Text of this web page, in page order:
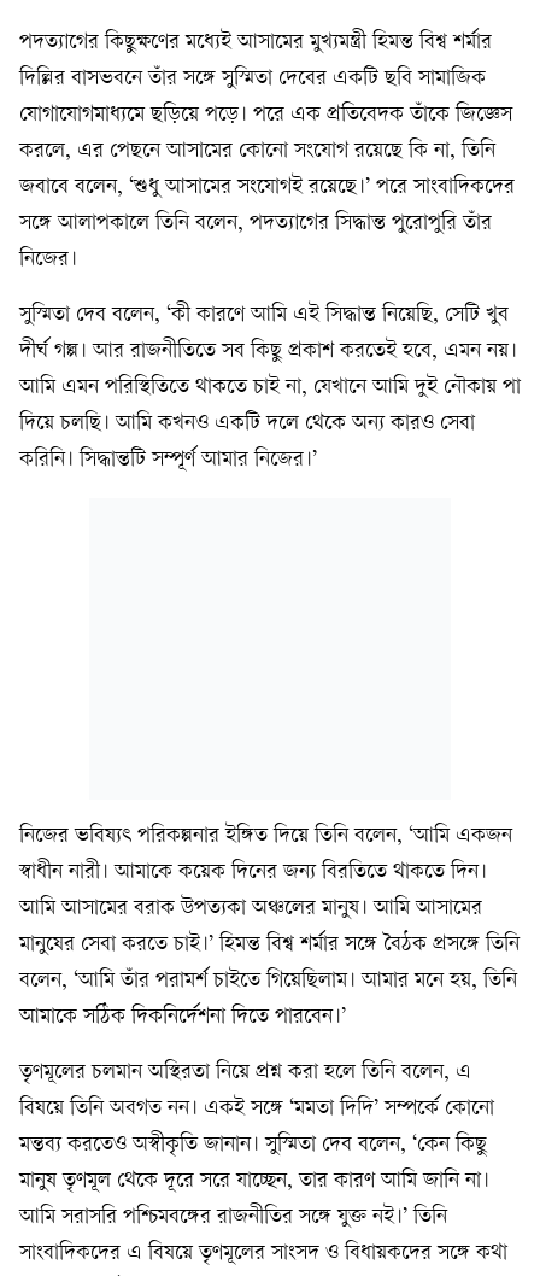
পদত্যাগের কিছুক্ষণের মধ্যেই আসামের মুখ্যমন্ত্রী হিমন্ত বিশ্ব শর্মার
দিল্লির বাসভবনে তাঁর সঙ্গে সুস্মিতা দেবের একটি ছবি সামাজিক
যোগাযোগমাধ্যমে ছড়িয়ে পড়ে। পরে এক প্রতিবেদক তাঁকে জিজ্ঞেস
করলে, এর পেছনে আসামের কোনো সংযোগ রয়েছে কি না, তিনি
জবাবে বলেন, ‘শুধু আসামের সংযোগই রয়েছে।’ পরে সাংবাদিকদের
সঙ্গে আলাপকালে তিনি বলেন, পদত্যাগের সিদ্ধান্ত পুরোপুরি তাঁর
নিজের।
সুস্মিতা দেব বলেন, ‘কী কারণে আমি এই সিদ্ধান্ত নিয়েছি, সেটি খুব
দীর্ঘ গল্প। আর রাজনীতিতে সব কিছু প্রকাশ করতেই হবে, এমন নয়।
আমি এমন পরিস্থিতিতে থাকতে চাই না, যেখানে আমি দুই নৌকায় পা
দিয়ে চলছি। আমি কখনও একটি দলে থেকে অন্য কারও সেবা
করিনি। সিদ্ধান্তটি সম্পূর্ণ আমার নিজের।’
নিজের ভবিষ্যৎ পরিকল্পনার ইঙ্গিত দিয়ে তিনি বলেন, ‘আমি একজন
স্বাধীন নারী। আমাকে কয়েক দিনের জন্য বিরতিতে থাকতে দিন।
আমি আসামের বরাক উপত্যকা অঞ্চলের মানুষ। আমি আসামের
মানুষের সেবা করতে চাই।’ হিমন্ত বিশ্ব শর্মার সঙ্গে বৈঠক প্রসঙ্গে তিনি
বলেন, ‘আমি তাঁর পরামর্শ চাইতে গিয়েছিলাম। আমার মনে হয়, তিনি
আমাকে সঠিক দিকনির্দেশনা দিতে পারবেন।’
তৃণমূলের চলমান অস্থিরতা নিয়ে প্রশ্ন করা হলে তিনি বলেন, এ
বিষয়ে তিনি অবগত নন। একই সঙ্গে ‘মমতা দিদি’ সম্পর্কে কোনো
মন্তব্য করতেও অস্বীকৃতি জানান। সুস্মিতা দেব বলেন, ‘কেন কিছু
মানুষ তৃণমূল থেকে দূরে সরে যাচ্ছেন, তার কারণ আমি জানি না।
আমি সরাসরি পশ্চিমবঙ্গের রাজনীতির সঙ্গে যুক্ত নই।’ তিনি
সাংবাদিকদের এ বিষয়ে তৃণমূলের সাংসদ ও বিধায়কদের সঙ্গে কথা